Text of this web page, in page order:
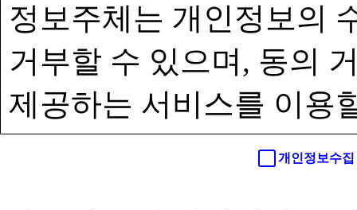
정보주체는 개인정보의
거부할 수 있으며, 동의
제공하는 서비스를 이용
개인정보수